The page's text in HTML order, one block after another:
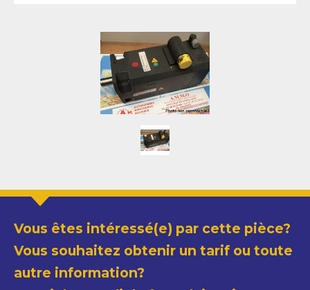
Vous êtes intéressé(e) par cette pièce?
Vous souhaitez obtenir un tarif ou toute
autre information?